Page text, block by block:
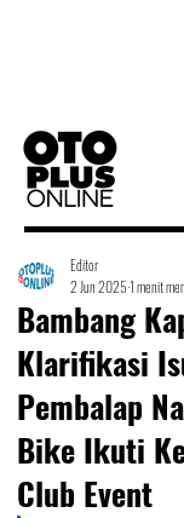
Bambang
Klarifikasi
Pembalap
Bike Ikuti
Club Event
Editor
2 Jun 20251 menit